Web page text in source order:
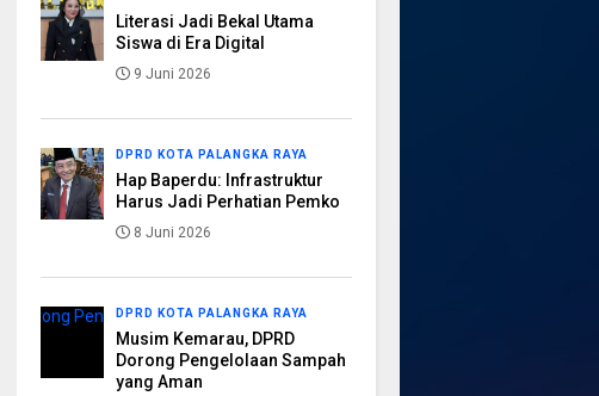
Literasi Jadi Bekal Utama
Siswa di Era Digital
9 Juni 2026
DPRD KOTA PALANGKA RAYA
Hap Baperdu: Infrastruktur
Harus Jadi Perhatian Pemko
8 Juni 2026
DPRD KOTA PALANGKA RAYA
Musim Kemarau, DPRD
Dorong Pengelolaan Sampah
yang Aman